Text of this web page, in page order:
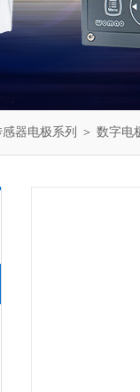
器电极系列 ＞ 数字电